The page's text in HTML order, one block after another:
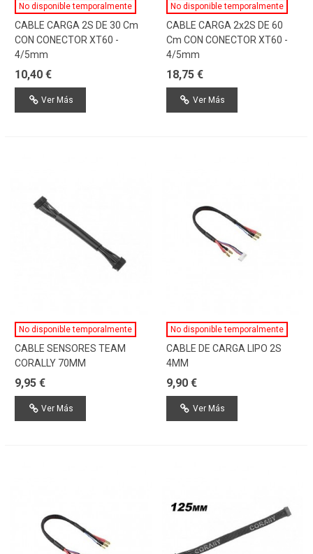
No disponible temporalmente
CABLE CARGA 2S DE 30 Cm
CON CONECTOR XT60 -
4/5mm
10,40 €
Ver Más
No disponible temporalmente
CABLE CARGA 2x2S DE 60
Cm CON CONECTOR XT60 -
4/5mm
18,75 €
Ver Más
No disponible temporalmente
CABLE SENSORES TEAM
CORALLY 70MM
9,95 €
Ver Más
No disponible temporalmente
CABLE DE CARGA LIPO 2S
4MM
9,90 €
Ver Más